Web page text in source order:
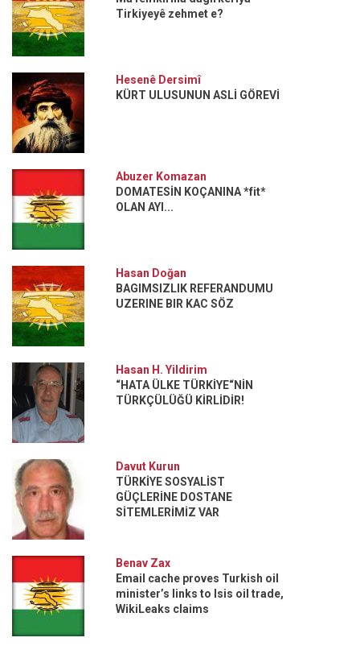
Tirkiyeyê zehmet e?
Hesenê Dersimî
KÜRT ULUSUNUN ASLİ GÖREVİ
Abuzer Komazan
DOMATESİN KOÇANINA *fit*
OLAN AYI...
Hasan Doğan
BAGIMSIZLIK REFERANDUMU
UZERINE BIR KAC SÖZ
Hasan H. Yildirim
“HATA ÜLKE TÜRKİYE“NİN
TÜRKÇÜLÜĞÜ KİRLİDİR!
Davut Kurun
TÜRKİYE SOSYALİST
GÜÇLERİNE DOSTANE
SİTEMLERİMİZ VAR
Benav Zax
Email cache proves Turkish oil
minister’s links to Isis oil trade,
WikiLeaks claims